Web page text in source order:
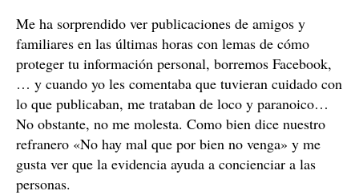
Me ha sorprendido ver publicaciones de amigos y
familiares en las últimas horas con lemas de cómo
proteger tu información personal, borremos Facebook,
… y cuando yo les comentaba que tuvieran cuidado con
lo que publicaban, me trataban de loco y paranoico…
No obstante, no me molesta. Como bien dice nuestro
refranero «No hay mal que por bien no venga» y me
gusta ver que la evidencia ayuda a concienciar a las
personas.